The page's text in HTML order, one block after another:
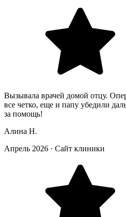
Вызывала врачей домой отцу.
все четко, еще и папу убедили
за помощь!
Алина Н.
Апрель 2026 · Сайт клиники